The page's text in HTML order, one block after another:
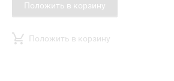
Положить в корзину
Положить в корзину